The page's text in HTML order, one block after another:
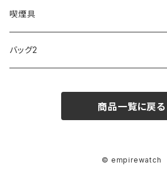
FOOTBALL WATCHES
ARCA FUTURA
BVLGARI
VANQUISH
SWAROVSKI
VIVIENNE WESTWOOD
Fashion Accessory Cllection
ISLAND
LESPORTSAC
PRADA
MAWA
その他
MONTBLANC
SWAROVSKI
OMMIX
COACH
TORAY
OMRON
SPICE OF LIFE
MONDAINE
喫煙具
ZIPPO
TSUBOTA PEARL
バッグ2
商品一覧に戻る
© empirewatch